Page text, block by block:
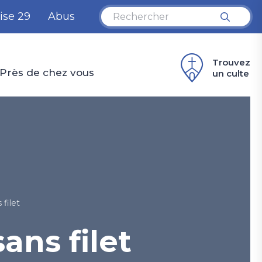
29 Abus
Près de chez vous
Trouvez
un culte
filet
filet